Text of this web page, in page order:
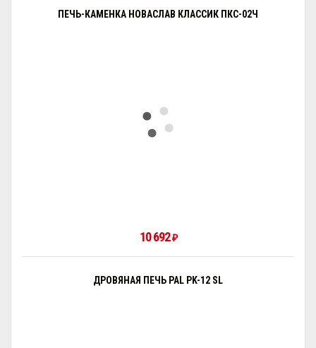
ПЕЧЬ-КАМЕНКА НОВАСЛАВ КЛАССИК ПКС-02Ч
10 692₽
ДРОВЯНАЯ ПЕЧЬ PAL PK-12 SL